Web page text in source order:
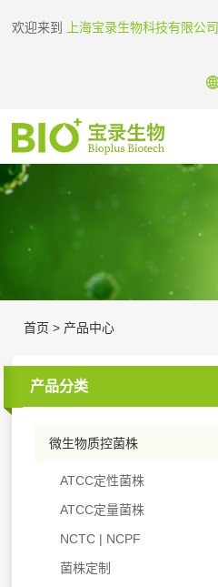
欢迎来到 上海宝录生物科技有限公司
首页 > 产品中心
产品分类
微生物质控菌株
ATCC定性菌株
ATCC定量菌株
NCTC | NCPF
菌株定制